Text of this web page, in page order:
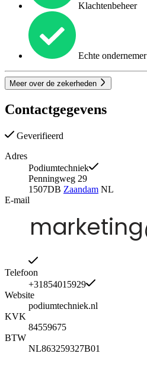
Klachtenbeheer
Echte ondernemer
Meer over de zekerheden
Contactgegevens
Geverifieerd
Adres
Podiumtechniek
Penningweg 29
1507DB Zaandam NL
E-mail
Telefoon
+31854015929
Website
podiumtechniek.nl
KVK
84559675
BTW
NL863259327B01